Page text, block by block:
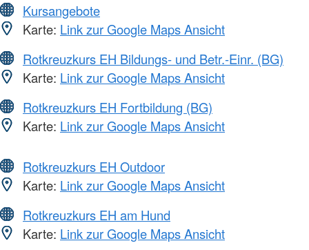
Kursangebote
Karte: Link zur Google Maps Ansicht
Rotkreuzkurs EH Bildungs- und Betr.-Einr. (BG)
Karte: Link zur Google Maps Ansicht
Rotkreuzkurs EH Fortbildung (BG)
Karte: Link zur Google Maps Ansicht
Rotkreuzkurs EH Outdoor
Karte: Link zur Google Maps Ansicht
Rotkreuzkurs EH am Hund
Karte: Link zur Google Maps Ansicht